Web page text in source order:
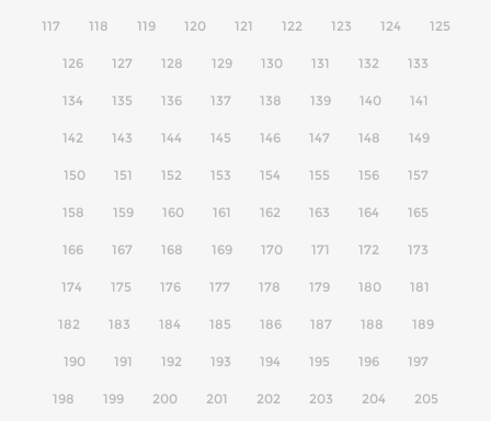
117 118 119 120 121 122 123 124 125
126 127 128 129 130 131 132 133
134 135 136 137 138 139 140 141
142 143 144 145 146 147 148 149
150 151 152 153 154 155 156 157
158 159 160 161 162 163 164 165
166 167 168 169 170 171 172 173
174 175 176 177 178 179 180 181
182 183 184 185 186 187 188 189
190 191 192 193 194 195 196 197
198 199 200 201 202 203 204 205